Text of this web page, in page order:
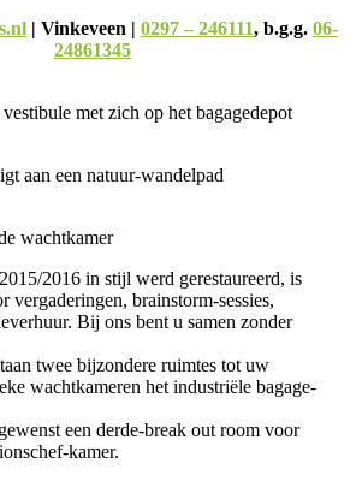
| Vinkeveen | 0297 – 246111, b.g.g. 06-
24861345
met zich op het bagagedepot
aan een natuur-wandelpad
wachtkamer
2016 in stijl werd gerestaureerd, is
vergaderingen, brainstorm-sessies,
Bij ons bent u samen zonder
twee bijzondere ruimtes tot uw
wachtkameren het industriële bagage-
een derde-break out room voor
kamer.